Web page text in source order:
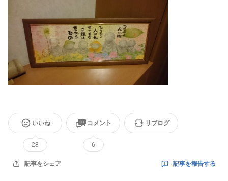
いいね
28
コメント
6
リブログ
記事をシェア 記事を報告する